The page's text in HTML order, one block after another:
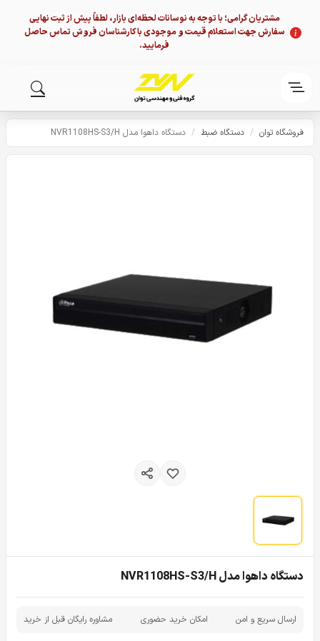
مشتریان گرامی؛ با توجه به نوسانات لحظه‌ای بازار، لطفاً پیش از ثبت نهایی
سفارش جهت استعلام قیمت و موجودی با کارشناسان فروش تماس حاصل
فرمایید.
فروشگاه توان / دستگاه ضبط / دستگاه داهوا مدل NVR1108HS-S3/H
دستگاه داهوا مدل NVR1108HS-S3/H
ارسال سریع و امن امکان خرید حضوری مشاوره رایگان قبل از خرید